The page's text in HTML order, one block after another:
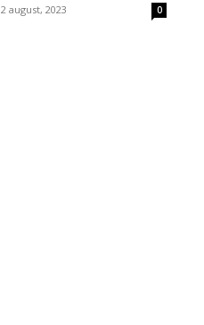
2 august, 2023 0